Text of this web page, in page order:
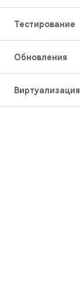
Тестирование
Обновления
Виртуализация